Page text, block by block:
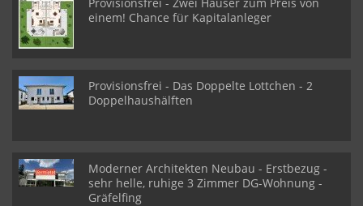
einem! Chance für Kapitalanleger
Provisionsfrei - Das Doppelte Lottchen - 2
Doppelhaushälften
Moderner Architekten Neubau - Erstbezug -
sehr helle, ruhige 3 Zimmer DG-Wohnung -
Gräfelfing